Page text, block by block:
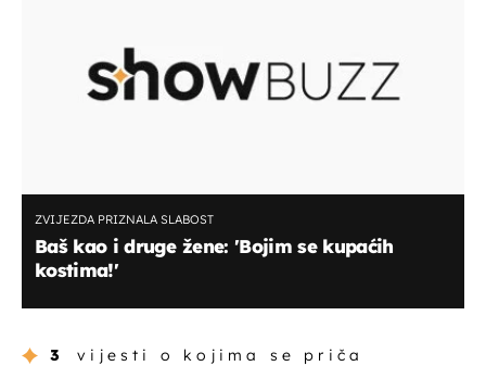
ZVIJEZDA PRIZNALA SLABOST
Baš kao i druge žene: 'Bojim se kupaćih
kostima!'
3 vijesti o kojima se priča